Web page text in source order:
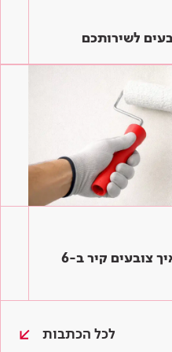
לשירותכם
המדריך לצביעת קירות – איך צובעים קיר ב-6
לכל הכתבות